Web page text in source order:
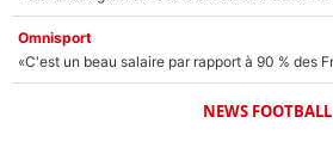
Omnisport
NEWS FOOTBALL